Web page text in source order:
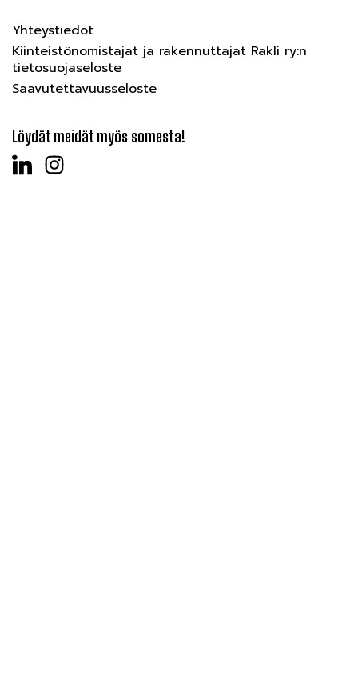
Yhteystiedot
Kiinteistönomistajat ja rakennuttajat Rakli ry:n
tietosuojaseloste
Saavutettavuusseloste
Löydät meidät myös somesta!